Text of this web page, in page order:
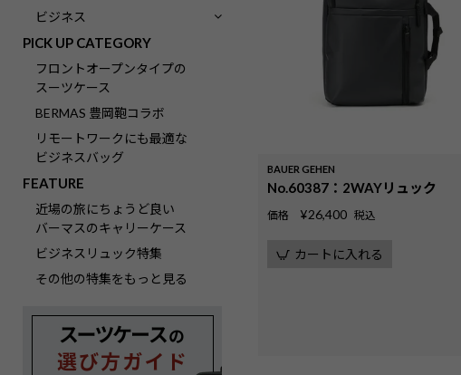
ビジネス
PICK UP CATEGORY
フロントオープンタイプの
スーツケース
BERMAS 豊岡鞄コラボ
リモートワークにも最適な
ビジネスバッグ
FEATURE
近場の旅にちょうど良い
バーマスのキャリーケース
ビジネスリュック特集
その他の特集をもっと見る
BAUER GEHEN
No.60387：2WAYリュック
価格 ¥26,400 税込
カートに入れる